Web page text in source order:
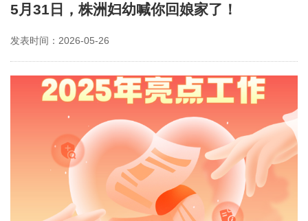
5月31日，株洲妇幼喊你回娘家了！
发表时间：2026-05-26